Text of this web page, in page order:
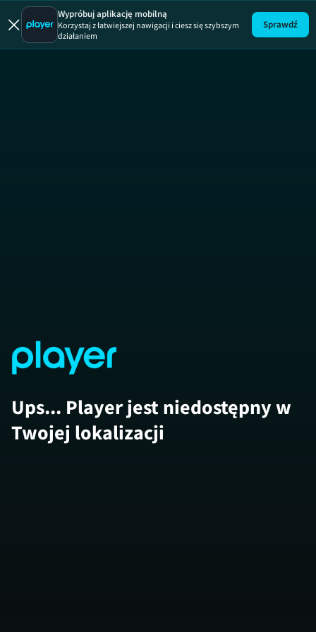
Maja w
Wypróbuj aplikację mobilną
Korzystaj z łatwiejszej nawigacji i ciesz się szybszym
działaniem
Sprawdź
Ups... Player jest niedostępny w
Twojej lokalizacji